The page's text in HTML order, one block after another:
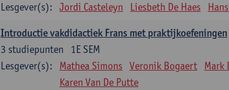
Lesgever(s):
Jordi Casteleyn Liesbeth De Haes
Introductie vakdidactiek Frans met praktijkoefeningen
1E SEM
3 studiepunten
Lesgever(s):
Mathea Simons Veronik Bogaert Mark
Karen Van De Putte